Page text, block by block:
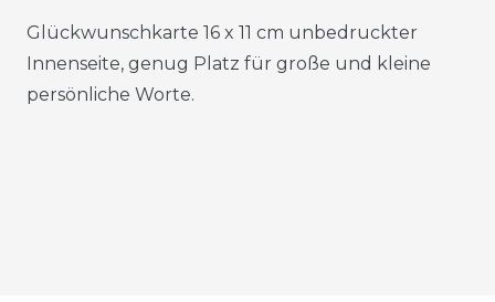
Glückwunschkarte 16 x 11 cm unbedruckter
Innenseite, genug Platz für große und kleine
persönliche Worte.